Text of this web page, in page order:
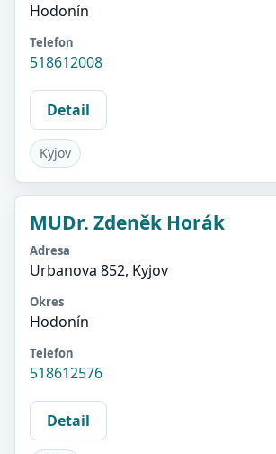
Hodonín
Telefon
518612008
Detail
Kyjov
MUDr. Zdeněk Horák
Adresa
Urbanova 852, Kyjov
Okres
Hodonín
Telefon
518612576
Detail